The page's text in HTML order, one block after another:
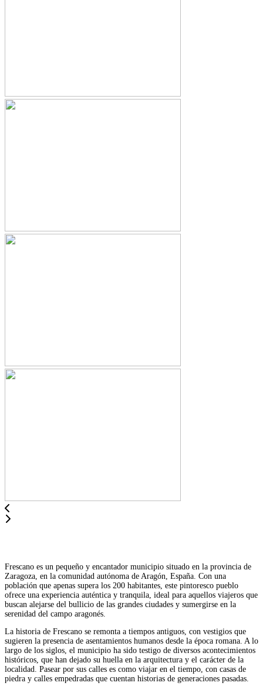
Frescano es un pequeño y encantador municipio situado en la provincia de
Zaragoza, en la comunidad autónoma de Aragón, España. Con una
población que apenas supera los 200 habitantes, este pintoresco pueblo
ofrece una experiencia auténtica y tranquila, ideal para aquellos viajeros que
buscan alejarse del bullicio de las grandes ciudades y sumergirse en la
serenidad del campo aragonés.
La historia de Frescano se remonta a tiempos antiguos, con vestigios que
sugieren la presencia de asentamientos humanos desde la época romana. A lo
largo de los siglos, el municipio ha sido testigo de diversos acontecimientos
históricos, que han dejado su huella en la arquitectura y el carácter de la
localidad. Pasear por sus calles es como viajar en el tiempo, con casas de
piedra y calles empedradas que cuentan historias de generaciones pasadas.